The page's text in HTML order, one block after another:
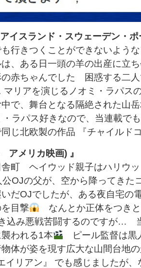
スランド・スウェーデン・
行きつくことができないよう
、ある日一頭の羊の出産に立
赤ちゃんでした 困惑する二
リアを演じるノオミ・ラパ
で、舞台となる隔絶された山
ラパス好きなので、当連載で
じ北欧製の作品 『チャイルド
メリカ映画) 』
町 ヘイウッド親子はハリウ
OJの父が、空から降ってきた
だOJでしたが、ある夜自宅
目撃
なんとか正体をつき
込み悪戦苦闘するのですが…
われる1本
ピール監督は黒
体が姿を現す広大な山間台地
イリアン』 でも感じましたが